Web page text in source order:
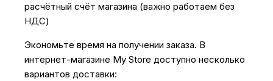
расчётный счёт магазина (важно работаем без
НДС)
Экономьте время на получении заказа. В
интернет-магазине My Store доступно несколько
вариантов доставки: